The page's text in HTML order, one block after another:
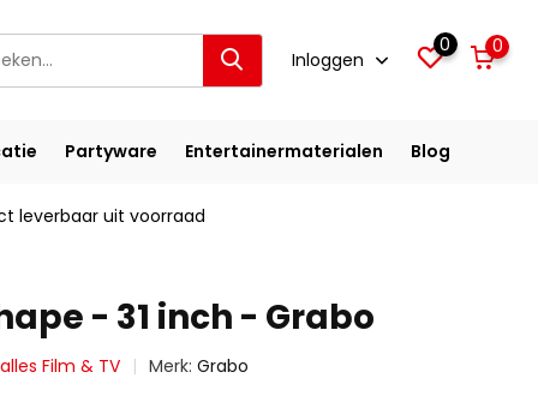
Inloggen
0 0
Partyware Entertainermaterialen Blog
leverbaar uit voorraad
- 31 inch - Grabo
Film & TV Merk:Grabo